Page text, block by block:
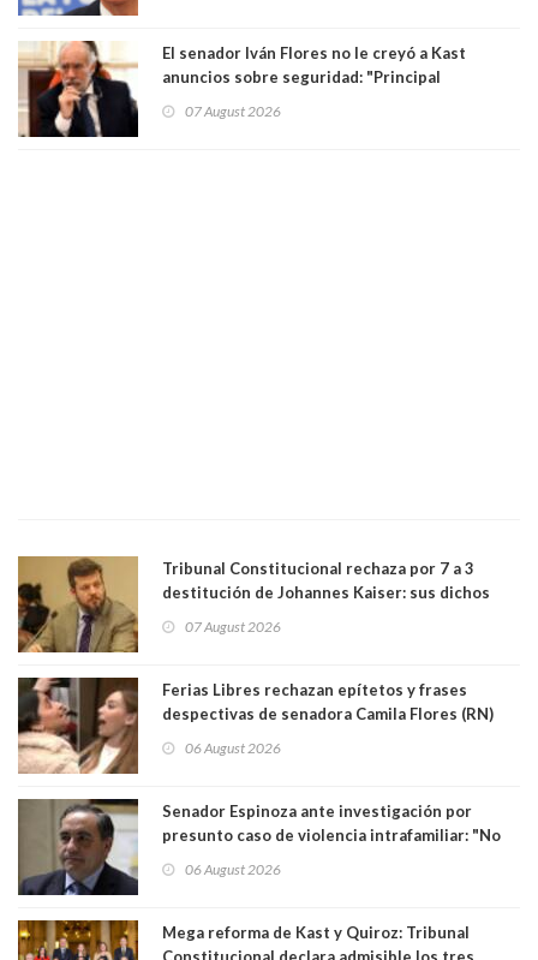
El senador Iván Flores no le creyó a Kast
anuncios sobre seguridad: "Principal
perseguir ruta del dinero y levantar secreto
07 August 2026
Tribunal Constitucional rechaza por 7 a 3
destitución de Johannes Kaiser: sus dichos
justicia constitucional porque no es diputado
07 August 2026
Ferias Libres rechazan epítetos y frases
despectivas de senadora Camila Flores (RN)
06 August 2026
Senador Espinoza ante investigación por
presunto caso de violencia intrafamiliar: "No
antecedentes a Tribunal Supremo
06 August 2026
Mega reforma de Kast y Quiroz: Tribunal